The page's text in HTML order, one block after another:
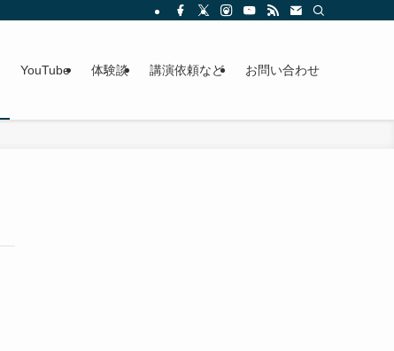
YouTube 体験談 講演依頼など お問い合わせ